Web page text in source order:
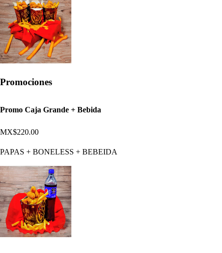
Promociones
Promo Caja Grande + Bebida
MX$220.00
PAPAS + BONELESS + BEBEIDA